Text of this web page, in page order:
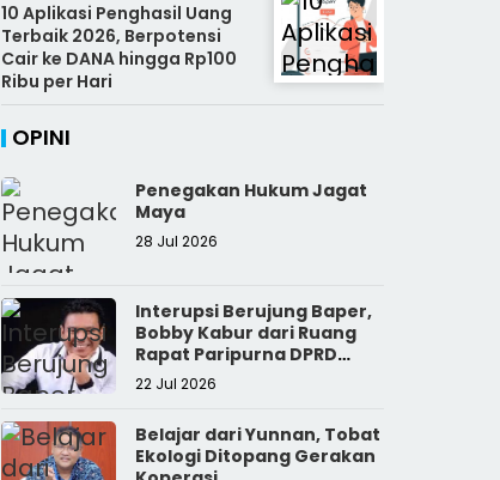
10 Aplikasi Penghasil Uang
Terbaik 2026, Berpotensi
Cair ke DANA hingga Rp100
Ribu per Hari
OPINI
Penegakan Hukum Jagat
Maya
28 Jul 2026
Interupsi Berujung Baper,
Bobby Kabur dari Ruang
Rapat Paripurna DPRD
Sumut
22 Jul 2026
Belajar dari Yunnan, Tobat
Ekologi Ditopang Gerakan